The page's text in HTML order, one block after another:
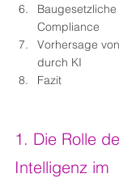
Compliance
Vorhersage
durch KI
Fazit
1. Die Rolle
Intelligenz im